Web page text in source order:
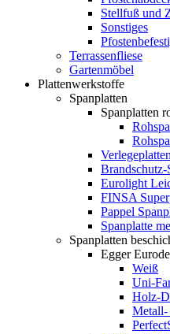
Stellfuß und
Sonstiges
Terrassenfliese
Gartenmöbel
Plattenwerkstoffe
Spanplatten
Spanplatten
Verlegeplatten
Brandschutz-
Eurolight
FINSA
Pappel
Spanplatte
Spanplatten
Egger
Weiß
Uni-
Holz-
Metall-